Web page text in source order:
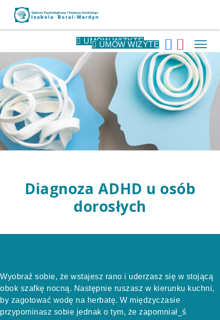
UMÓW WIZYTĘ
UMÓW WIZYTĘ
Diagnoza ADHD u osób
dorosłych
Wyobraź sobie, że wstajesz rano i uderzasz się w stojącą
obok szafkę nocną. Następnie ruszasz w kierunku kuchni,
by zagotować wodę na herbatę. W międzyczasie
przypominasz sobie jednak o tym, że zapomniał_ś